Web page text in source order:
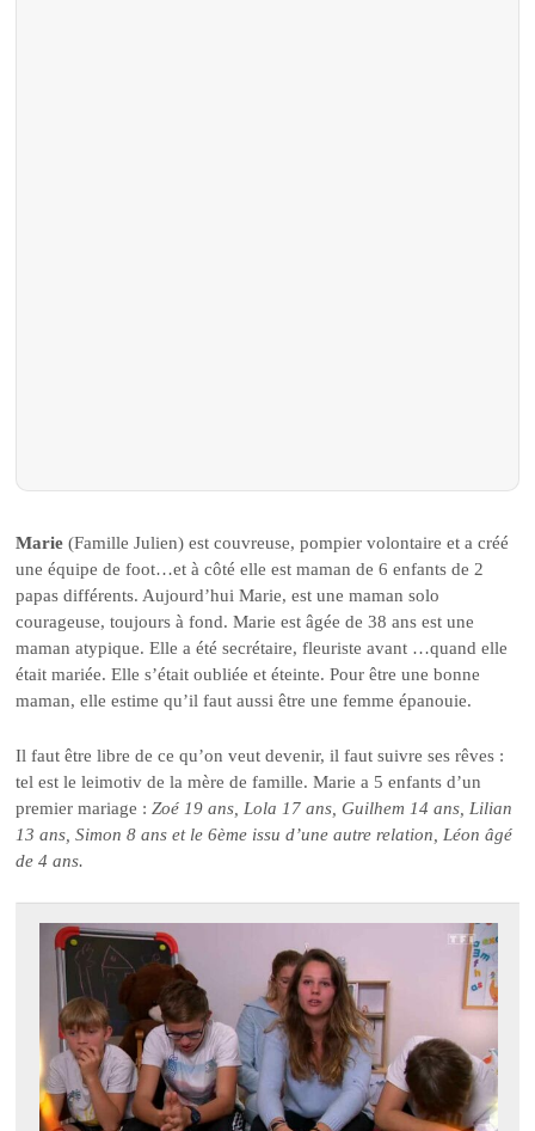
Marie (Famille Julien) est couvreuse, pompier volontaire et a créé
une équipe de foot…et à côté elle est maman de 6 enfants de 2
papas différents. Aujourd’hui Marie, est une maman solo
courageuse, toujours à fond. Marie est âgée de 38 ans est une
maman atypique. Elle a été secrétaire, fleuriste avant …quand elle
était mariée. Elle s’était oubliée et éteinte. Pour être une bonne
maman, elle estime qu’il faut aussi être une femme épanouie.
Il faut être libre de ce qu’on veut devenir, il faut suivre ses rêves :
tel est le leimotiv de la mère de famille. Marie a 5 enfants d’un
premier mariage :Zoé 19 ans, Lola 17 ans, Guilhem 14 ans, Lilian
13 ans, Simon 8 ans et le 6ème issu d’une autre relation, Léon âgé
de 4 ans.